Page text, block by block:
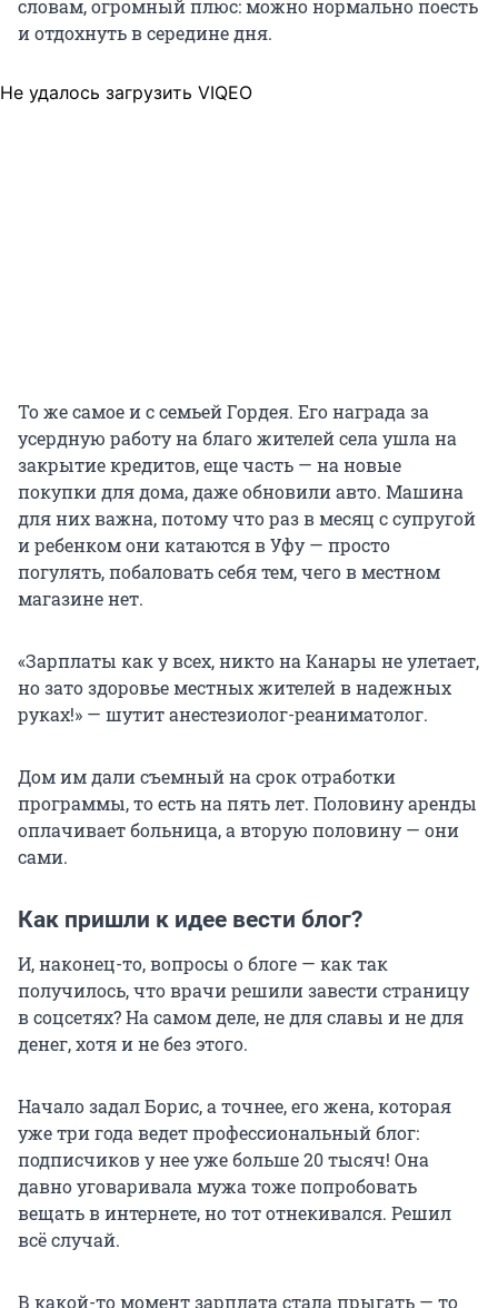
словам, огромный плюс: можно нормально поесть
и отдохнуть в середине дня.
Не удалось загрузить VIQEO
То же самое и с семьей Гордея. Его награда за
усердную работу на благо жителей села ушла на
закрытие кредитов, еще часть — на новые
покупки для дома, даже обновили авто. Машина
для них важна, потому что раз в месяц с супругой
и ребенком они катаются в Уфу — просто
погулять, побаловать себя тем, чего в местном
магазине нет.
«Зарплаты как у всех, никто на Канары не улетает,
но зато здоровье местных жителей в надежных
руках!» — шутит анестезиолог-реаниматолог.
Дом им дали съемный на срок отработки
программы, то есть на пять лет. Половину аренды
оплачивает больница, а вторую половину — они
сами.
Как пришли к идее вести блог?
И, наконец-то, вопросы о блоге — как так
получилось, что врачи решили завести страницу
в соцсетях? На самом деле, не для славы и не для
денег, хотя и не без этого.
Начало задал Борис, а точнее, его жена, которая
уже три года ведет профессиональный блог:
подписчиков у нее уже больше 20 тысяч! Она
давно уговаривала мужа тоже попробовать
вещать в интернете, но тот отнекивался. Решил
всё случай.
В какой-то момент зарплата стала прыгать — то